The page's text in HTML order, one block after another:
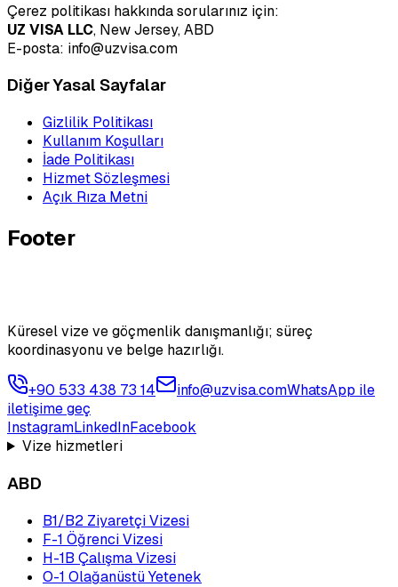
Çerez politikası hakkında sorularınız için:
UZ VISA LLC, New Jersey, ABD
E-posta: info@uzvisa.com
Diğer Yasal Sayfalar
Gizlilik Politikası
Kullanım Koşulları
İade Politikası
Hizmet Sözleşmesi
Açık Rıza Metni
Footer
Küresel vize ve göçmenlik danışmanlığı; süreç
koordinasyonu ve belge hazırlığı.
+90 533 438 73 14 info@uzvisa.comWhatsApp ile
iletişime geç
InstagramLinkedInFacebook
Vize hizmetleri
ABD
B1/B2 Ziyaretçi Vizesi
F-1 Öğrenci Vizesi
H-1B Çalışma Vizesi
O-1 Olağanüstü Yetenek